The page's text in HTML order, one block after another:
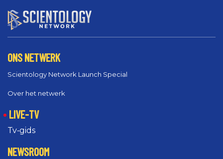
ONS NETWERK
Scientology Network Launch Special
Over het netwerk
LIVE-TV
Tv‑gids
NEWSROOM